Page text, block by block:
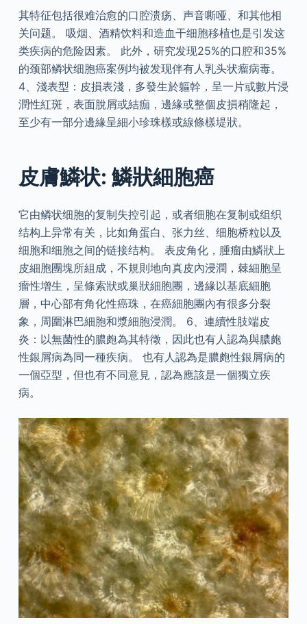
其特征包括很难治愈的口腔溃疡、声音嘶哑、和其他相
关问题。 吸烟、酒精饮料和造血干细胞移植也是引发这
类疾病的危险因素。 此外，研究发现25%的口腔和35%
的颈部鳞状细胞癌案例均被发现伴有人乳头状瘤病毒。
4、淺表型：皮損表淺，多發生於軀幹，呈一片或數片浸
潤性紅斑，表面脫屑或結痂，邊緣或整個皮損稍隆起，
至少有一部分邊緣呈細小珍珠樣或線條樣堤狀。
皮膚鱗状: 鱗狀細胞癌
它由鳞状细胞的复制失控引起，或者细胞在复制或组织
结构上异常有关，比如角蛋白、张力丝、细胞桥粒以及
细胞和细胞之间的链接结构。 表皮角化，腫瘤由鱗狀上
皮細胞團塊所組成，不規則地向真皮內浸潤，棘細胞呈
瘤性增生，呈條索狀或巢狀細胞團，邊緣以基底細胞
層，中心部有角化性癌珠，在癌細胞團內有很多分裂
象，周圍淋巴細胞和漿細胞浸潤。 6、連續性肢端皮
炎：以無菌性的膿皰為其特徵，因此也有人認為與膿皰
性銀屑病為同一種疾病。 也有人認為是膿皰性銀屑病的
一個亞型，但也有不同意見，認為應該是一個獨立疾
病。